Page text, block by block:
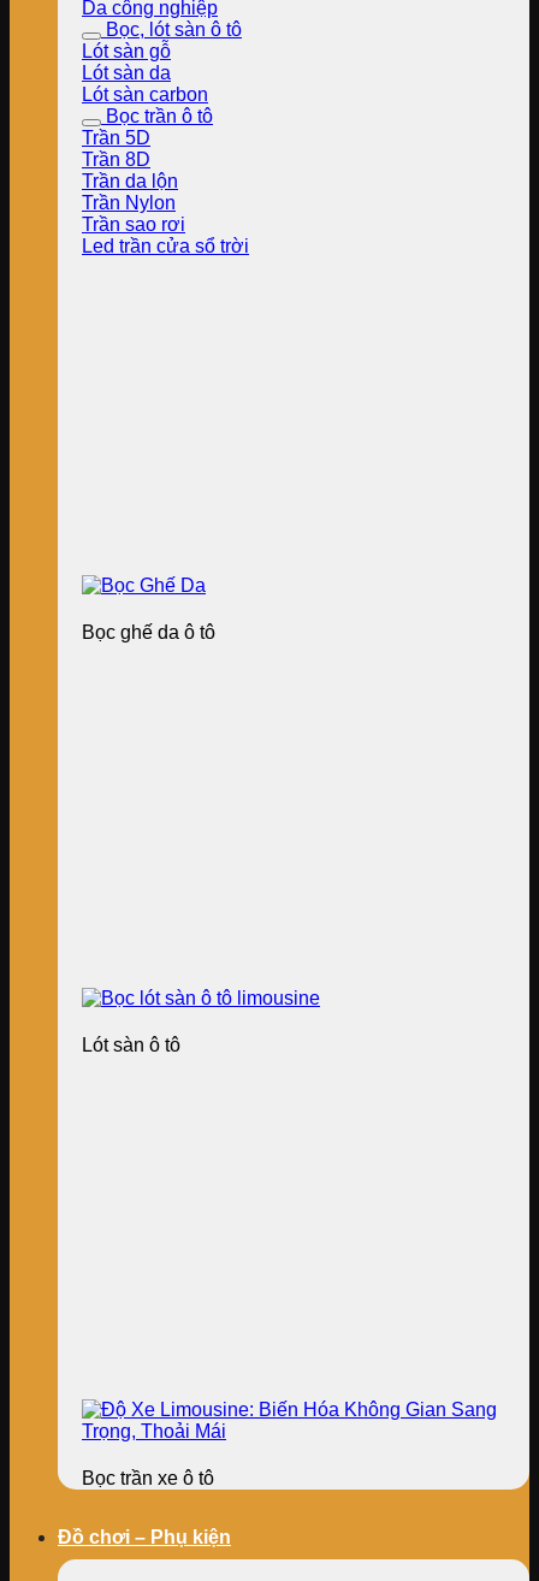
Da công nghiệp
Bọc, lót sàn ô tô
Lót sàn gỗ
Lót sàn da
Lót sàn carbon
Bọc trần ô tô
Trần 5D
Trần 8D
Trần da lộn
Trần Nylon
Trần sao rơi
Led trần cửa sổ trời
Bọc ghế da ô tô
Lót sàn ô tô
Bọc trần xe ô tô
Đồ chơi – Phụ kiện